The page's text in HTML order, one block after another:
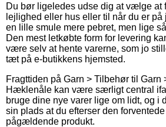
Du bør ligeledes udse dig at vælge at
lejlighed eller hus eller til når du er på
en lille smule mere pebret, men lige
Den mest letkøbte form for levering
være selv at hente varerne, som jo
tæt på e-butikkens hjemsted.
Fragttiden på Garn > Tilbehør til
Hæklenåle kan være særligt central
bruge dine nye varer lige om lidt, og i
sin plads at du efterser den
pågældende produkt.